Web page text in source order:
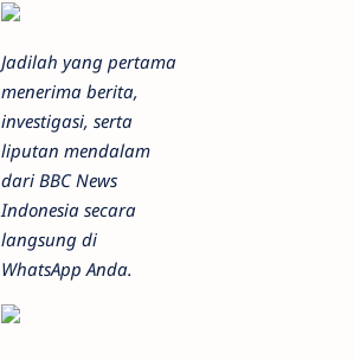
Jadilah yang pertama
menerima berita,
investigasi, serta
liputan mendalam
dari BBC News
Indonesia secara
langsung di
WhatsApp Anda.